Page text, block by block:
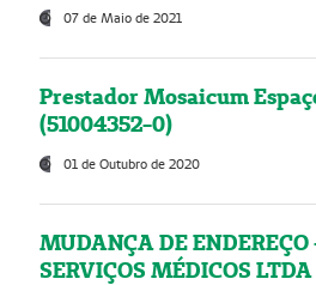
07 de Maio de 2021
Prestador Mosaicum
(51004352-0)
01 de Outubro de 2020
MUDANÇA DE
SERVIÇOS MÉDICOS